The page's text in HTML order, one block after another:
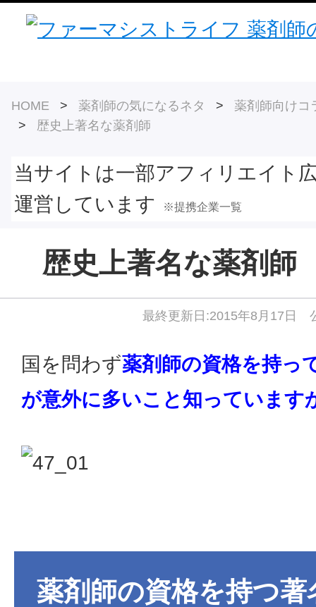
HOME > 薬剤師の気になるネタ > 薬剤師向けコ
> 歴史上著名な薬剤師
当サイトは一部アフィリエイト
運営しています
※提携企業一覧
歴史上著名な薬剤師
最終更新日:2015年8月17日
国を問わず薬剤師の資格を持っ
が意外に多いこと知っています
薬剤師の資格を持つ著